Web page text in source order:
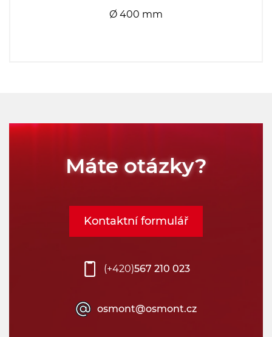
Ø 400 mm
Máte otázky?
(+420)567 210 023
osmont@osmont.cz
Kontaktní formulář